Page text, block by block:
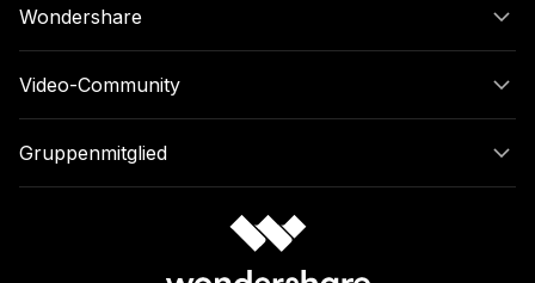
Wondershare
Video-Community
Gruppenmitglied